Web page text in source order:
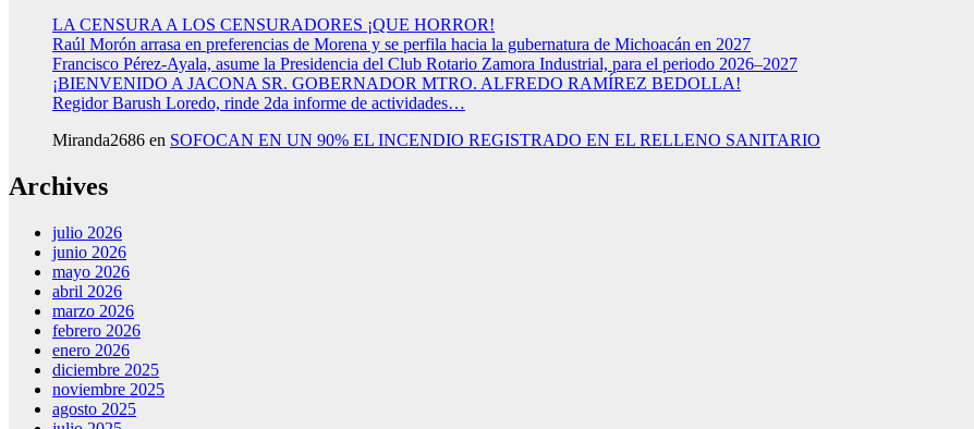
LA CENSURA A LOS CENSURADORES ¡QUE HORROR!
Raúl Morón arrasa en preferencias de Morena y se perfila hacia la gubernatura de Michoacán en 2027
Francisco Pérez-Ayala, asume la Presidencia del Club Rotario Zamora Industrial, para el periodo 2026–2027
¡BIENVENIDO A JACONA SR. GOBERNADOR MTRO. ALFREDO RAMÍREZ BEDOLLA!
Regidor Barush Loredo, rinde 2da informe de actividades…
Miranda2686 en SOFOCAN EN UN 90% EL INCENDIO REGISTRADO EN EL RELLENO SANITARIO
Archives
julio 2026
junio 2026
mayo 2026
abril 2026
marzo 2026
febrero 2026
enero 2026
diciembre 2025
noviembre 2025
agosto 2025